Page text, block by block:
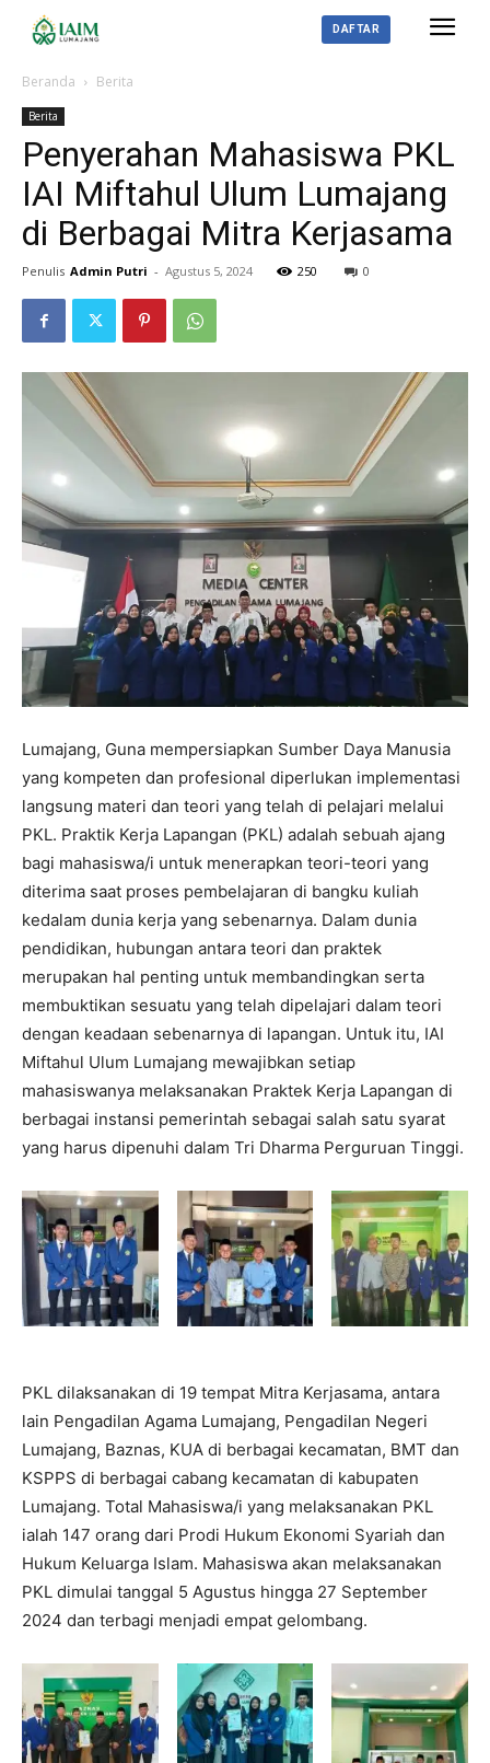
DAFTAR
Beranda Berita
Berita
Penyerahan Mahasiswa PKL
IAI Miftahul Ulum Lumajang
di Berbagai Mitra Kerjasama
Penulis Admin Putri - Agustus 5, 2024 250 0
Lumajang, Guna mempersiapkan Sumber Daya Manusia
yang kompeten dan profesional diperlukan implementasi
langsung materi dan teori yang telah di pelajari melalui
PKL. Praktik Kerja Lapangan (PKL) adalah sebuah ajang
bagi mahasiswa/i untuk menerapkan teori-teori yang
diterima saat proses pembelajaran di bangku kuliah
kedalam dunia kerja yang sebenarnya. Dalam dunia
pendidikan, hubungan antara teori dan praktek
merupakan hal penting untuk membandingkan serta
membuktikan sesuatu yang telah dipelajari dalam teori
dengan keadaan sebenarnya di lapangan. Untuk itu, IAI
Miftahul Ulum Lumajang mewajibkan setiap
mahasiswanya melaksanakan Praktek Kerja Lapangan di
berbagai instansi pemerintah sebagai salah satu syarat
yang harus dipenuhi dalam Tri Dharma Perguruan Tinggi.
PKL dilaksanakan di 19 tempat Mitra Kerjasama, antara
lain Pengadilan Agama Lumajang, Pengadilan Negeri
Lumajang, Baznas, KUA di berbagai kecamatan, BMT dan
KSPPS di berbagai cabang kecamatan di kabupaten
Lumajang. Total Mahasiswa/i yang melaksanakan PKL
ialah 147 orang dari Prodi Hukum Ekonomi Syariah dan
Hukum Keluarga Islam. Mahasiswa akan melaksanakan
PKL dimulai tanggal 5 Agustus hingga 27 September
2024 dan terbagi menjadi empat gelombang.